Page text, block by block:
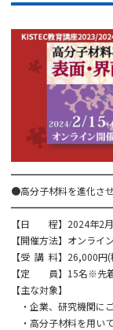
●高分子材料を進化さ
【日 程】2024年2月
【開催方法】オンライ
【受 講 料】26,000円(
【定 員】15名※先着
【主な対象】
・企業、研究機関に
・高分子材料を用い